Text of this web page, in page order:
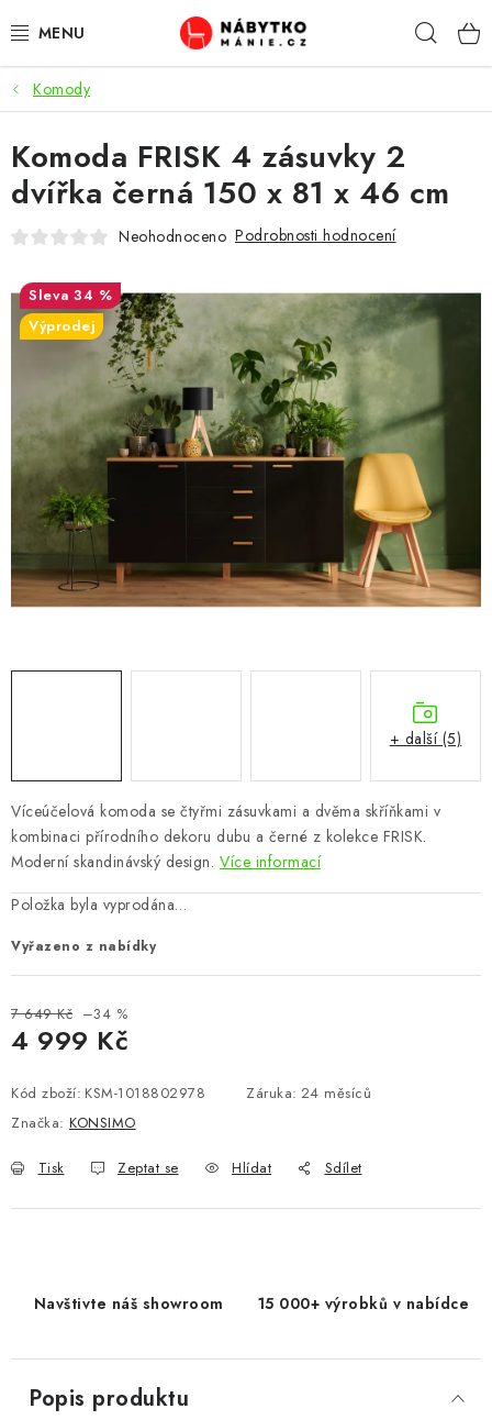
na
OBÝVACÍ POKOJ
KUCHYŇ A JÍDELNA
LOŽNICE
KANCELÁŘ / PRACOVNA
KOUPELNA A WC
PŘEDSÍŇ
CHOVATELSKÉ POTŘEBY
DOPLŇKY A DEKORACE
ZAHRADA
OSTATNÍ
VÝPRODEJ
Vše o nákupu Info
Reklamace a odstoupení od smlouvy
Bonusový program NBM+ Blog
Komody
Víceúčelová komoda se čtyřmi zásuvkami a dvěma skříňkami v
kombinaci přírodního dekoru dubu a černé z kolekce FRISK.
Moderní skandinávský design. Více informací
Položka byla vyprodána…
Vyřazeno z nabídky
7 649 Kč –34 %
4 999 Kč
Kód zboží: KSM-1018802978 Záruka: 24 měsíců
Značka: KONSIMO
Tisk Zeptat se Hlídat Sdílet
Komoda FRISK 4 zásuvky 2
dvířka černá 150 x 81 x 46 cm
Neohodnoceno Podrobnosti hodnocení
34 %
Výprodej
+ další (5)
Navštivte náš showroom 15 000+ výrobků v nabídce
Popis produktu